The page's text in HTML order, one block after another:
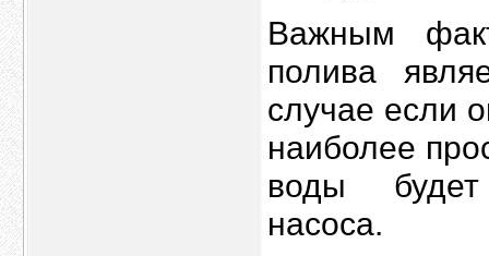
Важным
полива
случае если
наиболее
воды будет
насоса.